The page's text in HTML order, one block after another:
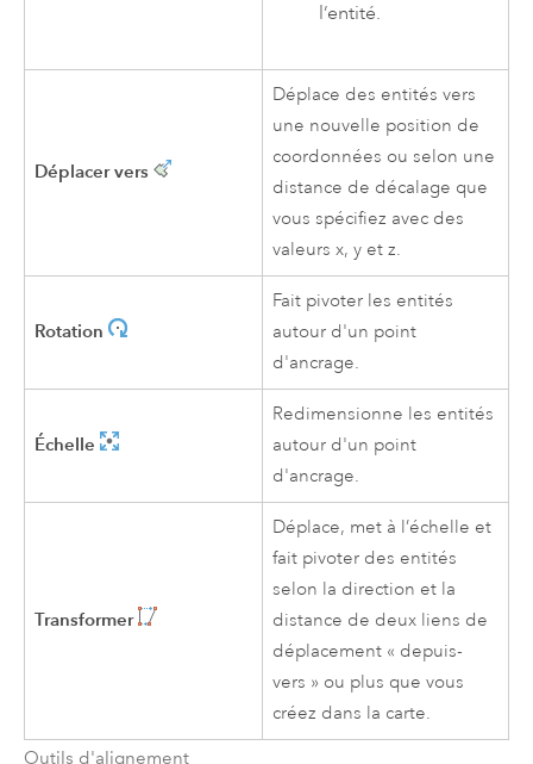
l’entité.
Déplacer vers
Déplace des entités vers
une nouvelle position de
coordonnées ou selon une
distance de décalage que
vous spécifiez avec des
valeurs x, y et z.
Rotation
Fait pivoter les entités
autour d'un point
d'ancrage.
Échelle
Redimensionne les entités
autour d'un point
d'ancrage.
Transformer
Déplace, met à l’échelle et
fait pivoter des entités
selon la direction et la
distance de deux liens de
déplacement « depuis-
vers » ou plus que vous
créez dans la carte.
Outils d'alignement